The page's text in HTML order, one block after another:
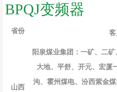
BPQJ变频器
省份
山西
阳泉煤业集团：一矿、二
大地、平舒、开元、宏厦
沟、霍州煤电、汾西紫金